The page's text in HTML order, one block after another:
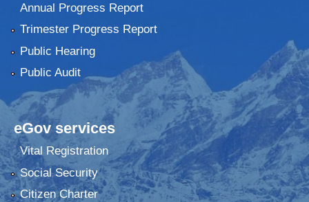
Annual Progress Report
Trimester Progress Report
Public Hearing
Public Audit
eGov services
Vital Registration
Social Security
Citizen Charter